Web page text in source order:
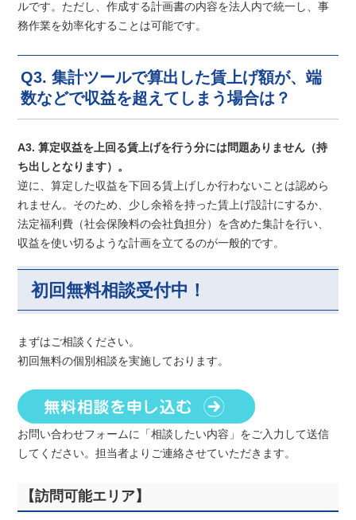
ルです。ただし、作成する計画書の内容を法人内で統一し、事
務作業を効率化することは可能です。
Q3. 集計ツールで算出した賃上げ額が、端
数などで収益を超えてしまう場合は？
A3. 算定収益を上回る賃上げを行う分には問題ありません（持
ち出しとなります）。
逆に、算定した収益を下回る賃上げしか行わないことは認めら
れません。そのため、少し余裕を持った賃上げ設計にするか、
法定福利費（社会保険料の会社負担分）を含めた集計を行い、
収益を使い切るような計画を立てるのが一般的です。
初回無料相談受付中！
まずはご相談ください。
初回無料の個別相談を実施しております。
お問い合わせフォームに「相談したい内容」をご入力して送信
してください。担当者よりご連絡させていただきます。
【訪問可能エリア】